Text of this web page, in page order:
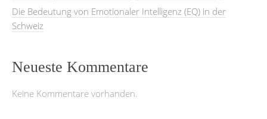
Die Bedeutung von Emotionaler Intelligenz (EQ) in der
Schweiz
Neueste Kommentare
Keine Kommentare vorhanden.